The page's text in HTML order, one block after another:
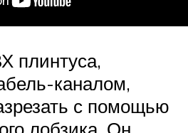
плинтуса,
каналом,
с помощью